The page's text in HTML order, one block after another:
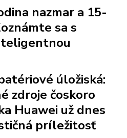
nazmar a 15-
sa s
úložiská:
zdroje čoskoro
Huawei už dnes
príležitosť